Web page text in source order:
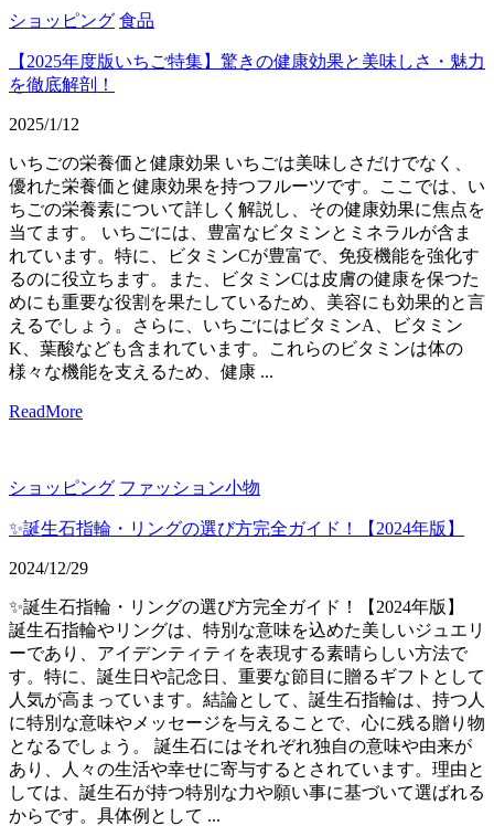
ショッピング 食品
【2025年度版いちご特集】驚きの健康効果と美味しさ・魅力
を徹底解剖！
2025/1/12
いちごの栄養価と健康効果 いちごは美味しさだけでなく、
優れた栄養価と健康効果を持つフルーツです。ここでは、い
ちごの栄養素について詳しく解説し、その健康効果に焦点を
当てます。 いちごには、豊富なビタミンとミネラルが含ま
れています。特に、ビタミンCが豊富で、免疫機能を強化す
るのに役立ちます。また、ビタミンCは皮膚の健康を保つた
めにも重要な役割を果たしているため、美容にも効果的と言
えるでしょう。さらに、いちごにはビタミンA、ビタミン
K、葉酸なども含まれています。これらのビタミンは体の
様々な機能を支えるため、健康 ...
ReadMore
ショッピング ファッション小物
✨誕生石指輪・リングの選び方完全ガイド！【2024年版】
2024/12/29
✨誕生石指輪・リングの選び方完全ガイド！【2024年版】
誕生石指輪やリングは、特別な意味を込めた美しいジュエリ
ーであり、アイデンティティを表現する素晴らしい方法で
す。特に、誕生日や記念日、重要な節目に贈るギフトとして
人気が高まっています。結論として、誕生石指輪は、持つ人
に特別な意味やメッセージを与えることで、心に残る贈り物
となるでしょう。 誕生石にはそれぞれ独自の意味や由来が
あり、人々の生活や幸せに寄与するとされています。理由と
しては、誕生石が持つ特別な力や願い事に基づいて選ばれる
からです。具体例として ...